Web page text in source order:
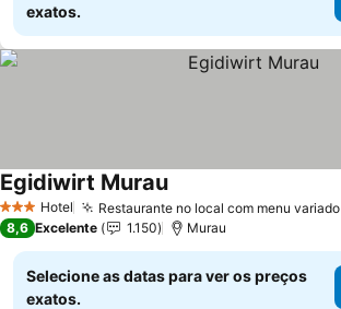
exatos.
3 EstrelasHotel Restaurante no local com menu variado
Egidiwirt Murau
8,6 Excelente 1.150 Murau
Selecione as datas para ver os preços
exatos.